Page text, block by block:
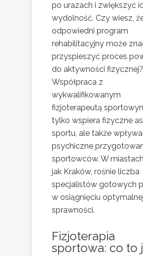
po urazach i zwiększyć
wydolność. Czy wiesz,
odpowiedni program
rehabilitacyjny może
przyspieszyć proces
do aktywności fizycznej?
Współpraca z
wykwalifikowanym
fizjoterapeutą
tylko wspiera fizyczne
sportu, ale także
psychiczne
sportowców. W
jak Kraków, rośnie liczba
specjalistów gotowych
w osiągnięciu optymalnej
sprawności.
Fizjoterapia
sportowa: co to